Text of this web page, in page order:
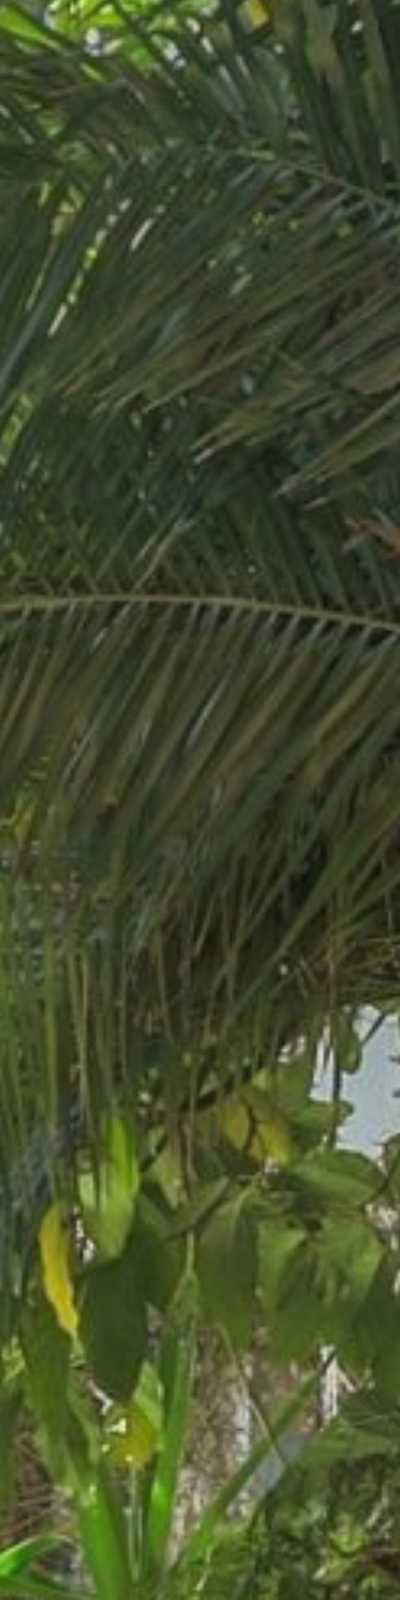
Gommage exfoliant du corps
Massage drainant
Soin relaxant
Massage Étoile Windsor
Soin du visage relaxant et hydratant
Soin et bien-être par un Osthéopathe
D.O.
Soin « Perle de la Méditerranée »
Massage Deep Tissue
Soin « Pureté du Crépuscule »
Massage aux pierres chaudes
Evasion méditerranéenne
Evasion polynésienne (corps & visage)
Evasion balinaise
Formule « Relax »
Formule « Éclat Méditerranée »
Formule « Tonus »
Pour un moment de détente en Duo…
Cure Zen 5 jours
Peignoirs + chaussons